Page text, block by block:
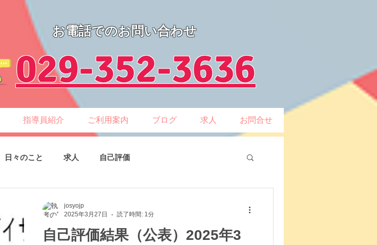
お電話でのお問い合わせ
​029-352-3636
指導員紹介 ご利用案内 ブログ 求人 お問合せ
日々のこと 求人 自己評価
自己評価結果（公表）2025年3
josyojp
2025年3月27日
読了時間: 1分